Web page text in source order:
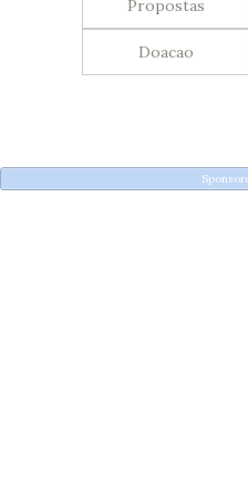
Propostas
Doacao